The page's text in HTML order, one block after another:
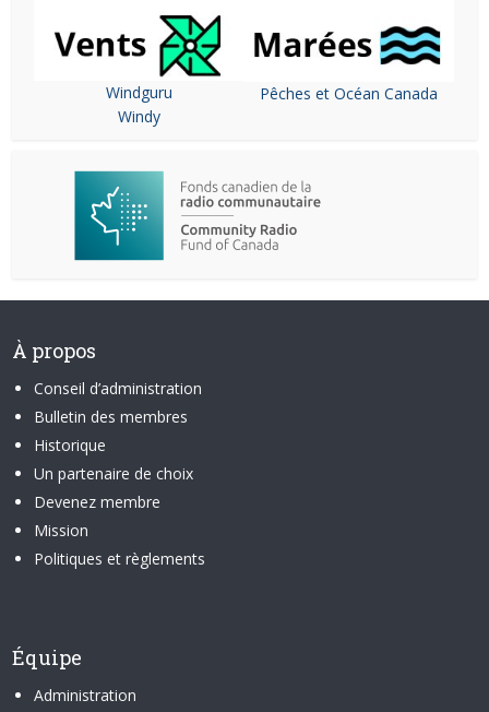
Windguru
Windy
Pêches et Océan Canada
À propos
Conseil d’administration
Bulletin des membres
Historique
Un partenaire de choix
Devenez membre
Mission
Politiques et règlements
Équipe
Administration